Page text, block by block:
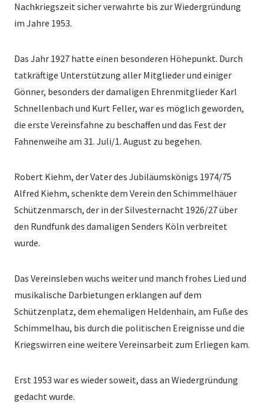
Nachkriegszeit sicher verwahrte bis zur Wiedergründung
im Jahre 1953.
Das Jahr 1927 hatte einen besonderen Höhepunkt. Durch
tatkräftige Unterstützung aller Mitglieder und einiger
Gönner, besonders der damaligen Ehrenmitglieder Karl
Schnellenbach und Kurt Feller, war es möglich geworden,
die erste Vereinsfahne zu beschaffen und das Fest der
Fahnenweihe am 31. Juli/1. August zu begehen.
Robert Kiehm, der Vater des Jubiläumskönigs 1974/75
Alfred Kiehm, schenkte dem Verein den Schimmelhäuer
Schützenmarsch, der in der Silvesternacht 1926/27 über
den Rundfunk des damaligen Senders Köln verbreitet
wurde.
Das Vereinsleben wuchs weiter und manch frohes Lied und
musikalische Darbietungen erklangen auf dem
Schützenplatz, dem ehemaligen Heldenhain, am Fuße des
Schimmelhau, bis durch die politischen Ereignisse und die
Kriegswirren eine weitere Vereinsarbeit zum Erliegen kam.
Erst 1953 war es wieder soweit, dass an Wiedergründung
gedacht wurde.